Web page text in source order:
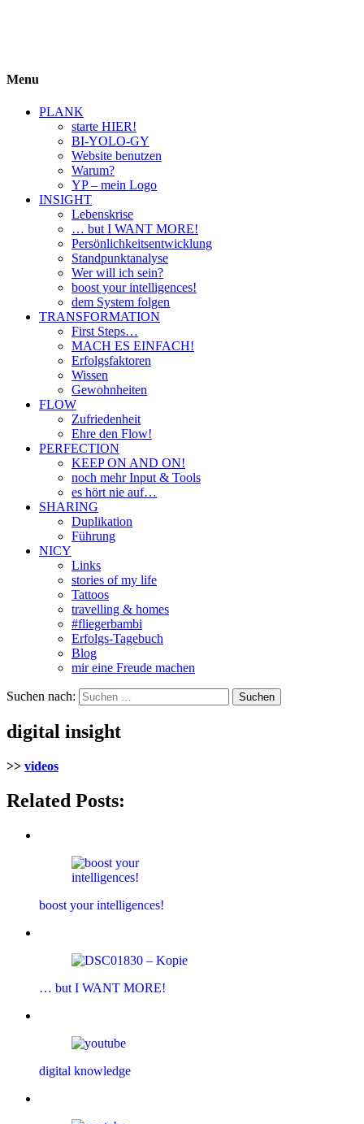
Menu
PLANK
starte HIER!
BI-YOLO-GY
Website benutzen
Warum?
YP – mein Logo
INSIGHT
Lebenskrise
… but I WANT MORE!
Persönlichkeitsentwicklung
Standpunktanalyse
Wer will ich sein?
boost your intelligences!
dem System folgen
TRANSFORMATION
First Steps…
MACH ES EINFACH!
Erfolgsfaktoren
Wissen
Gewohnheiten
FLOW
Zufriedenheit
Ehre den Flow!
PERFECTION
KEEP ON AND ON!
noch mehr Input & Tools
es hört nie auf…
SHARING
Duplikation
Führung
NICY
Links
stories of my life
Tattoos
travelling & homes
#fliegerbambi
Erfolgs-Tagebuch
Blog
mir eine Freude machen
Suchen nach:
digital insight
>> videos
Related Posts:
boost your intelligences!
… but I WANT MORE!
digital knowledge